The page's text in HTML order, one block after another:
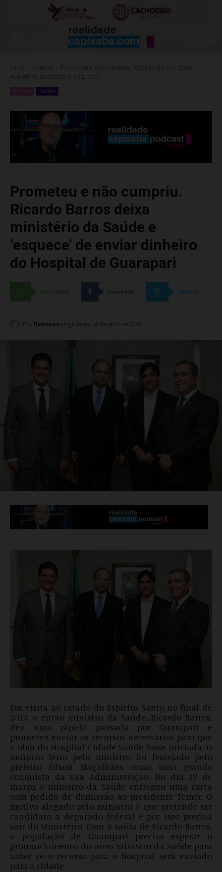
Política
Prometeu e não cumpriu.
Ricardo Barros deixa
ministério da Saúde e
‘esquece’ de enviar dinheiro
do Hospital de Guarapari
Facebook Twitter
Por Redacao terça-feira, 10 de abril de 2018
Em visita ao estado do Espírito Santo no final de
2017, o então ministro da Saúde, Ricardo Barros,
deu uma rápida passada por Guarapari e
prometeu enviar os recursos necessários para que
a obra do Hospital Cidade Saúde fosse iniciada. O
anúncio feito pelo ministro foi festejado pelo
prefeito Edson Magalhães como uma grande
conquista da sua Administração. No dia 27 de
março, o ministro da Saúde entregou uma carta
com pedido de demissão ao presidente Temer. O
motivo alegado pelo ministro é que pretende ser
candidato a deputado federal e por isso precisa
sair do Ministério. Com a saída de Ricardo Barros,
a população de Guarapari precisa esperar o
pronunciamento do novo ministro da Saúde para
saber se o recurso para o hospital será enviado
para a cidade.